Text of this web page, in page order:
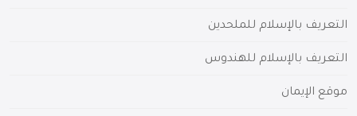
التعريف بالإسلام للملحدين
التعريف بالإسلام للهندوس
موقع الإيمان